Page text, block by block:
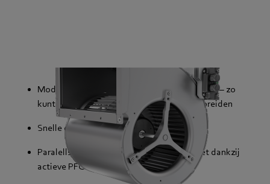
Modulaire aansluiting resp. opbouw mogelijk – zo
kunt u uw luchtgordijn op elk moment uitbreiden
Snelle opstarttijd
Paralellschakeling die aan de norm voldoet dankzij
actieve PFC